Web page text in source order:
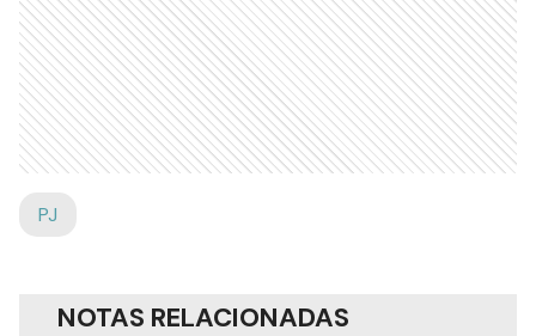
PJ
NOTAS RELACIONADAS